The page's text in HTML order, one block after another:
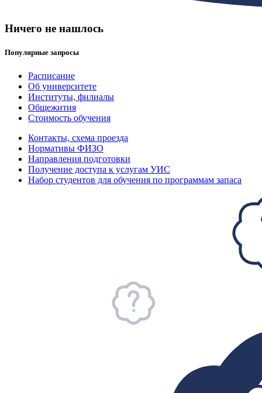
Ничего не нашлось
Популярные запросы
Расписание
Об университете
Институты, филиалы
Общежития
Стоимость обучения
Контакты, схема проезда
Нормативы ФИЗО
Направления подготовки
Получение доступа к услугам УИС
Набор студентов для обучения по программам запаса